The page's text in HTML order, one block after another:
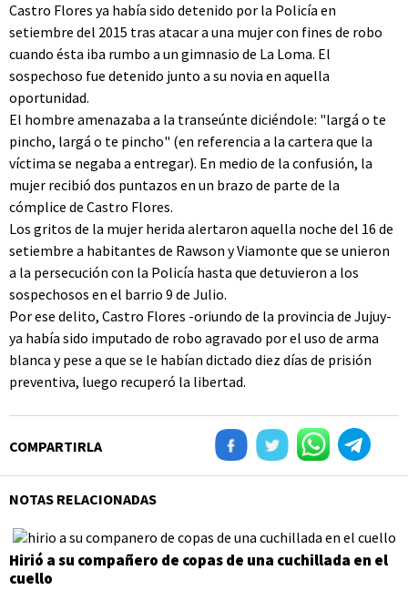
Castro Flores ya había sido detenido por la Policía en
setiembre del 2015 tras atacar a una mujer con fines de robo
cuando ésta iba rumbo a un gimnasio de La Loma. El
sospechoso fue detenido junto a su novia en aquella
oportunidad.
El hombre amenazaba a la transeúnte diciéndole: "largá o te
pincho, largá o te pincho" (en referencia a la cartera que la
víctima se negaba a entregar). En medio de la confusión, la
mujer recibió dos puntazos en un brazo de parte de la
cómplice de Castro Flores.
Los gritos de la mujer herida alertaron aquella noche del 16 de
setiembre a habitantes de Rawson y Viamonte que se unieron
a la persecución con la Policía hasta que detuvieron a los
sospechosos en el barrio 9 de Julio.
Por ese delito, Castro Flores -oriundo de la provincia de Jujuy-
ya había sido imputado de robo agravado por el uso de arma
blanca y pese a que se le habían dictado diez días de prisión
preventiva, luego recuperó la libertad.
COMPARTIRLA
NOTAS RELACIONADAS
Hirió a su compañero de copas de una cuchillada en el
cuello